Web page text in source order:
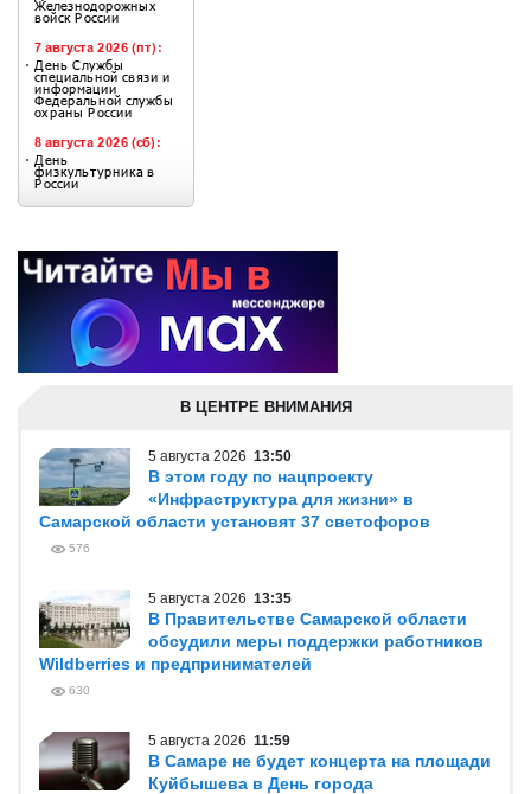
В ЦЕНТРЕ ВНИМАНИЯ
5 августа 2026 13:50
В этом году по нацпроекту
«Инфраструктура для жизни» в
Самарской области установят 37 светофоров
576
5 августа 2026 13:35
В Правительстве Самарской области
обсудили меры поддержки работников
Wildberries и предпринимателей
630
5 августа 2026 11:59
В Самаре не будет концерта на площади
Куйбышева в День города